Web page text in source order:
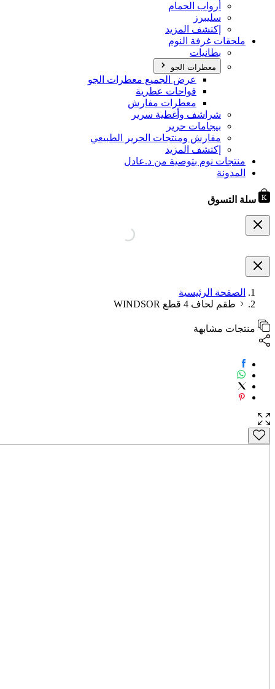
أرواب الحمام
سليبرز
إكتشف المزيد
ملحقات غرفة النوم
بطانيات
معطرات الجو
عرض الجميع معطرات الجو
فواحات عطرية
معطرات مفارش
شراشف وأغطية سرير
بيجامات حرير
مفارش ومنتجات الحرير الطبيعي
إكتشف المزيد
منتجات نوم بتوصية من د.عادل
المدونة
سلة التسوق
الصفحة الرئيسية
طقم لحاف 4 قطع WINDSOR
منتجات مشابهة